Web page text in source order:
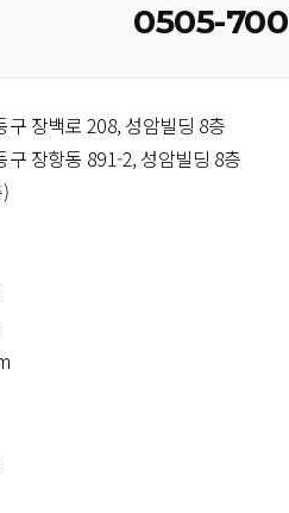
0505-
구 장백로 208, 성암빌딩 8층
구 장항동 891-2, 성암빌딩 8층